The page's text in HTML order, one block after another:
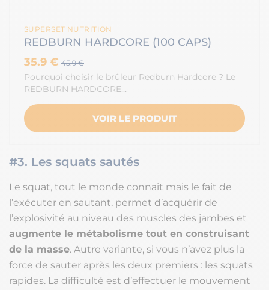
SUPERSET NUTRITION
REDBURN HARDCORE (100 CAPS)
35.9 € 45.9 €
Pourquoi choisir le brûleur Redburn Hardcore ? Le
REDBURN HARDCORE…
VOIR LE PRODUIT
#3. Les squats sautés
Le squat, tout le monde connait mais le fait de
l’exécuter en sautant, permet d’acquérir de
l’explosivité au niveau des muscles des jambes et
augmente le métabolisme tout en construisant
de la masse. Autre variante, si vous n’avez plus la
force de sauter après les deux premiers : les squats
rapides. La difficulté est d’effectuer le mouvement